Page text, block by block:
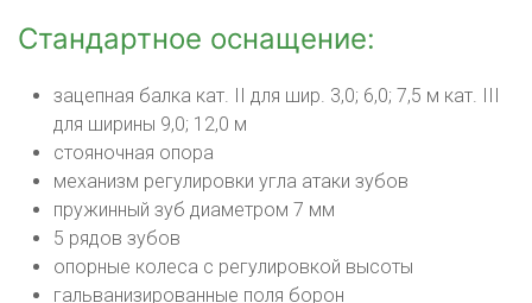
Стандартное оснащение:
зацепная балка кат. II для шир. 3,0; 6,0; 7,5 м кат. III
для ширины 9,0; 12,0 м
стояночная опора
механизм регулировки угла атаки зубов
пружинный зуб диаметром 7 мм
5 рядов зубов
опорные колеса с регулировкой высоты
гальванизированные поля борон